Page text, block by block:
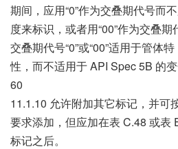
期间，应用“0”作为交叠期代号而
度来标识，或者用“00”作为交叠期
交叠期代号“0”或“00”适用于管体特
性，而不适用于 API Spec 5B 的变
60
11.1.10 允许附加其它标记，并可
要求添加，但应加在表 C.48 或表
标记之后。